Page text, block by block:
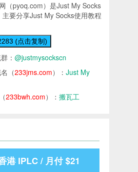
（pyoq.com）是Just My Socks
要分享Just My Socks使用教程
(点击复制)
： @justmysockscn
（233jms.com）： Just My
233bwh.com）： 搬瓦工
港 IPLC / 月付 $21